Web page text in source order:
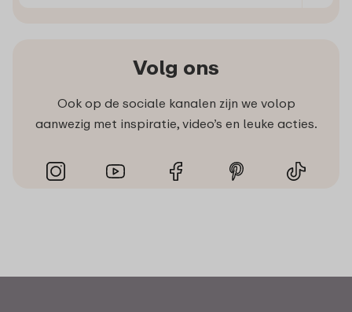
Volg ons
Ook op de sociale kanalen zijn we volop
aanwezig met inspiratie, video’s en leuke acties.